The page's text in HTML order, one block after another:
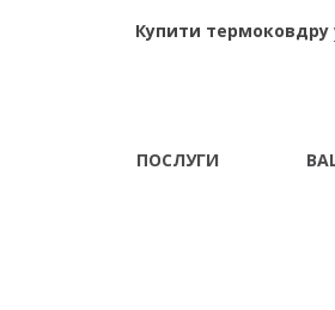
Купити термоковдру
ПОСЛУГИ